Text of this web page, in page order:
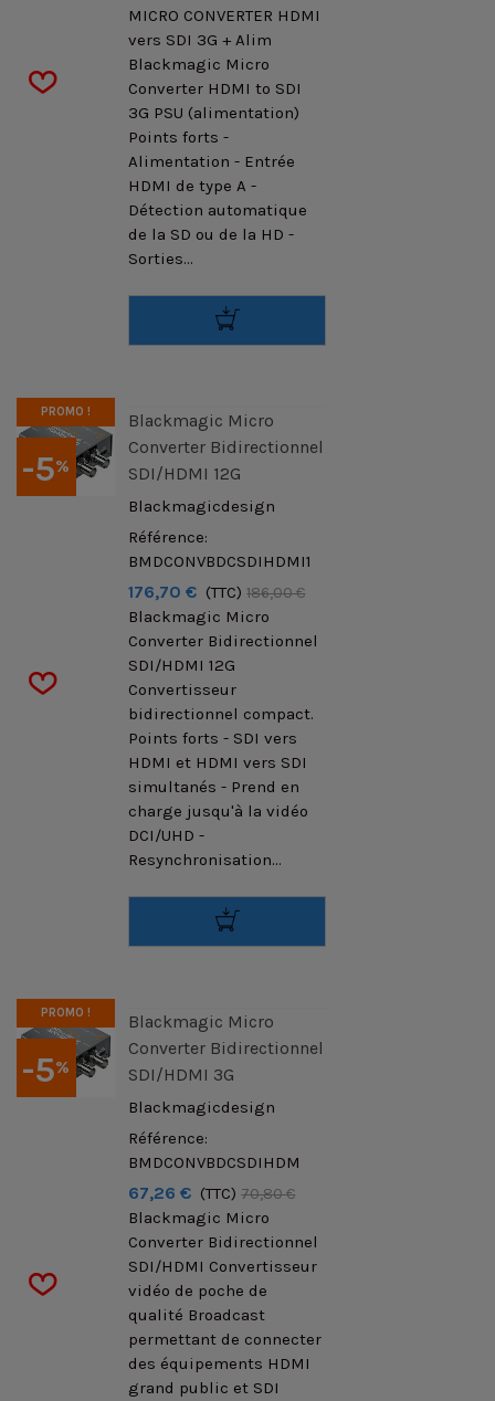
MICRO CONVERTER HDMI
vers SDI 3G + Alim
Blackmagic Micro
Converter HDMI to SDI
3G PSU (alimentation)
Points forts -
Alimentation - Entrée
HDMI de type A -
Détection automatique
de la SD ou de la HD -
Sorties...
-5%
PROMO !
Blackmagic Micro
Converter Bidirectionnel
SDI/HDMI 12G
Blackmagicdesign
Référence:
BMDCONVBDCSDIHDMI1
176,70 € (TTC) 186,00 €
Blackmagic Micro
Converter Bidirectionnel
SDI/HDMI 12G
Convertisseur
bidirectionnel compact.
Points forts - SDI vers
HDMI et HDMI vers SDI
simultanés - Prend en
charge jusqu'à la vidéo
DCI/UHD -
Resynchronisation...
-5%
PROMO !
Blackmagic Micro
Converter Bidirectionnel
SDI/HDMI 3G
Blackmagicdesign
Référence:
BMDCONVBDCSDIHDM
67,26 € (TTC) 70,80 €
Blackmagic Micro
Converter Bidirectionnel
SDI/HDMI Convertisseur
vidéo de poche de
qualité Broadcast
permettant de connecter
des équipements HDMI
grand public et SDI